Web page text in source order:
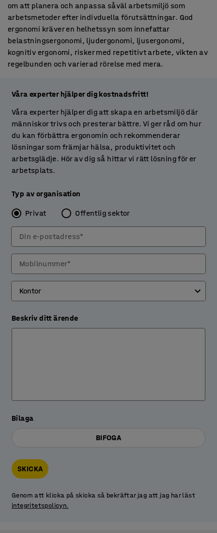
om att planera och anpassa såväl arbetsmiljö som
arbetsmetoder efter indivduella förutsättningar. God
ergonomi kräver en helhetssyn som innefattar
belastningsergonomi, ljudergonomi, ljusergonomi,
kognitiv ergonomi, risker med repetitivt arbete, vikten av
regelbunden och varierad rörelse med mera.
Våra experter hjälper dig kostnadsfritt!
Våra experter hjälper dig att skapa en arbetsmiljö där
människor trivs och presterar bättre. Vi ger råd om hur
du kan förbättra ergonomin och rekommenderar
lösningar som främjar hälsa, produktivitet och
arbetsglädje. Hör av dig så hittar vi rätt lösning för er
arbetsplats.
Typ av organisation
Privat Offentlig sektor
Din e-postadress*
Mobilnummer*
Beskriv ditt ärende
Bilaga
BIFOGA
SKICKA
Genom att klicka på skicka så bekräftar jag att jag har läst
integritetspolicyn.